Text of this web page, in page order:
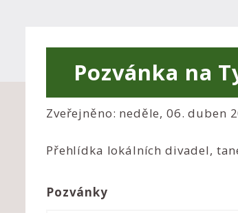
Pozvánka na
Zveřejněno: neděle, 06. duben
Přehlídka lokálních divadel,
Pozvánky